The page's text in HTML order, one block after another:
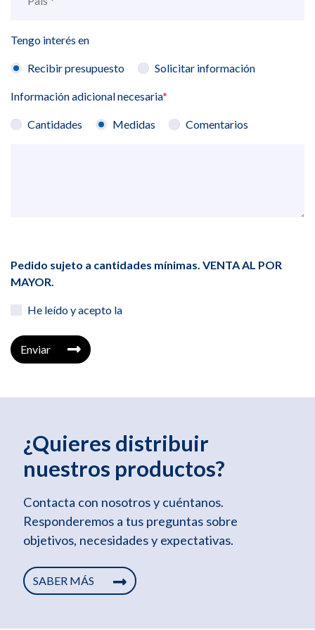
Tengo interés en
Recibir presupuesto Solicitar información
Información adicional necesaria*
Cantidades Medidas Comentarios
Pedido sujeto a cantidades mínimas. VENTA AL POR
MAYOR.
He leído y acepto la
Enviar
¿Quieres distribuir
nuestros productos?
Contacta con nosotros y cuéntanos.
Responderemos a tus preguntas sobre
objetivos, necesidades y expectativas.
SABER MÁS